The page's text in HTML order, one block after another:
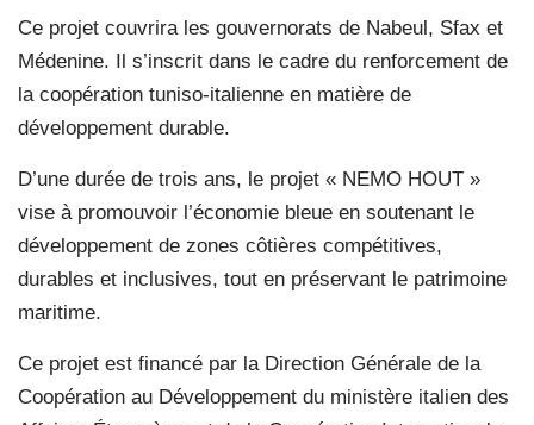
Ce projet couvrira les gouvernorats de Nabeul, Sfax et
Médenine. Il s’inscrit dans le cadre du renforcement de
la coopération tuniso-italienne en matière de
développement durable.
D’une durée de trois ans, le projet « NEMO HOUT »
vise à promouvoir l’économie bleue en soutenant le
développement de zones côtières compétitives,
durables et inclusives, tout en préservant le patrimoine
maritime.
Ce projet est financé par la Direction Générale de la
Coopération au Développement du ministère italien des